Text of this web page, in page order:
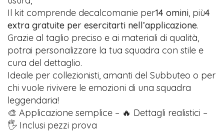
Il kit comprende decalcomanie per14 omini, più4
extra gratuite per esercitarti nell’applicazione.
Grazie al taglio preciso e ai materiali di qualità,
potrai personalizzare la tua squadra con stile e
cura del dettaglio.
Ideale per collezionisti, amanti del Subbuteo o per
chi vuole rivivere le emozioni di una squadra
leggendaria!
🎨 Applicazione semplice – 🔥 Dettagli realistici –
🖐️ Inclusi pezzi prova